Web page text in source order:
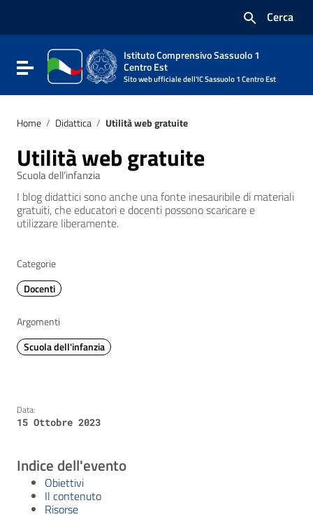
Vai al footer
Cerca
Attiva / disattiva la navigazione
Istituto Comprensivo Sassuolo 1
Centro Est
Sito web ufficiale dell'IC Sassuolo 1 Centro Est
Home / Didattica / Utilità web gratuite
Utilità web gratuite
Scuola dell’infanzia
I blog didattici sono anche una fonte inesauribile di materiali
gratuiti, che educatori e docenti possono scaricare e
utilizzare liberamente.
Categorie
Docenti
Argomenti
Scuola dell'infanzia
Data:
15 Ottobre 2023
Indice dell'evento
Obiettivi
Il contenuto
Risorse